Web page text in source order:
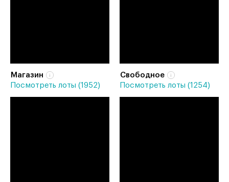
Магазин
Посмотреть лоты (1952)
Свободное
Посмотреть лоты (1254)